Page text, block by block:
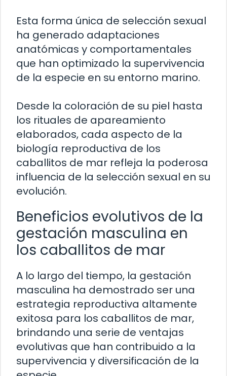
Esta forma única de selección sexual
ha generado adaptaciones
anatómicas y comportamentales
que han optimizado la supervivencia
de la especie en su entorno marino.
Desde la coloración de su piel hasta
los rituales de apareamiento
elaborados, cada aspecto de la
biología reproductiva de los
caballitos de mar refleja la poderosa
influencia de la selección sexual en su
evolución.
Beneficios evolutivos de la
gestación masculina en
los caballitos de mar
A lo largo del tiempo, la gestación
masculina ha demostrado ser una
estrategia reproductiva altamente
exitosa para los caballitos de mar,
brindando una serie de ventajas
evolutivas que han contribuido a la
supervivencia y diversificación de la